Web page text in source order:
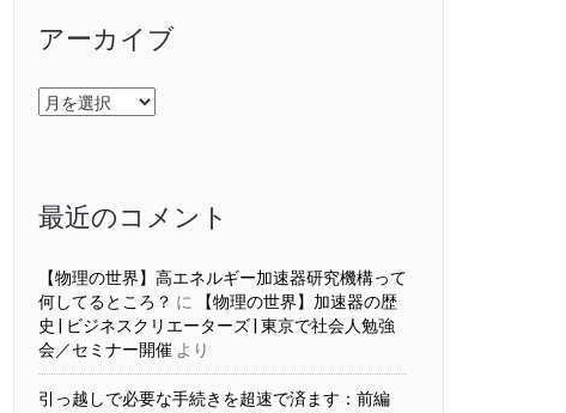
アーカイブ
ア
ー
最近のコメント
【物理の世界】高エネルギー加速器研究機構って
何してるところ？ に
【物理の世界】加速器の歴
史 | ビジネスクリエーターズ | 東京で社会人勉強
会／セミナー開催 より
引っ越しで必要な手続きを超速で済ます：前編